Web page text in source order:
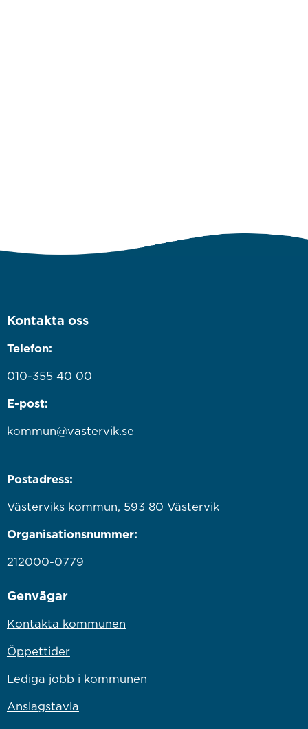
Kontakta oss
Telefon:
010-355 40 00
E-post:
kommun@vastervik.se
Postadress:
Västerviks kommun, 593 80 Västervik
Organisationsnummer:
212000-0779
Genvägar
Kontakta kommunen
Öppettider
Lediga jobb i kommunen
Anslagstavla